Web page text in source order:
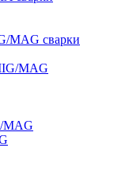
MAG сварки
MAG
MAG